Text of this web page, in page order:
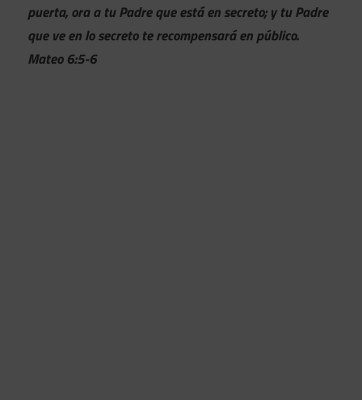
puerta, ora a tu Padre que está en secreto; y tu Padre
que ve en lo secreto te recompensará en público.
Mateo 6:5-6